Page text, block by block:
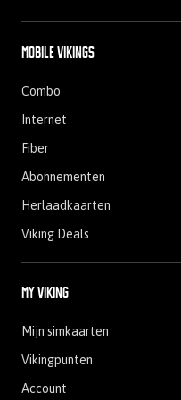
Mobile Vikings
Combo
Internet
Fiber
Abonnementen
Herlaadkaarten
Viking Deals
My Viking
Mijn simkaarten
Vikingpunten
Account